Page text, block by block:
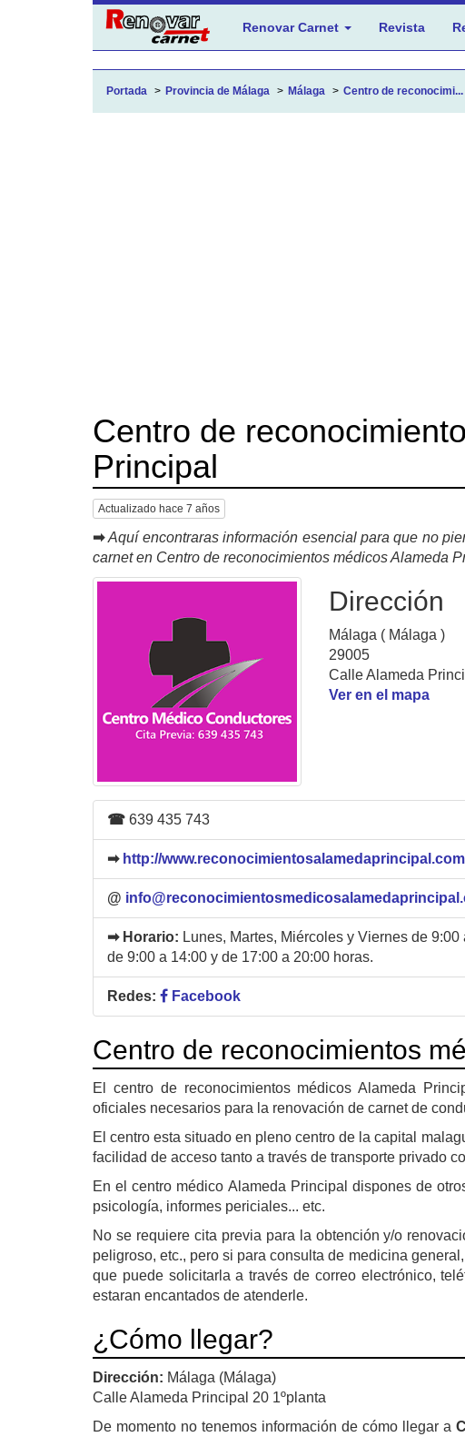
Renovar Carnet Revista
Portada Provincia de Málaga Málaga Centro de reconocimi...
Centro de
Principal
Actualizado hace 7 años
➡ Aquí encontraras información esencial para que no
carnet en Centro de reconocimientos médicos Alameda
Dirección
Málaga ( Málaga )
29005
Calle Alameda
Ver en el mapa
☎ 639 435 743
➡ http://
@
➡ Horario: Lunes, Martes, Miércoles y Viernes de
de 9:00 a 14:00 y de 17:00 a 20:00 horas.
Redes: Facebook
Centro de reconocimientos
El centro de reconocimientos médicosAlameda
oficiales necesarios para la renovación de carnet de
El centro esta situado en pleno centro de la capital
facilidad de acceso tanto a través de transporte privado
En el centro médico Alameda Principal dispones de
psicología, informes periciales... etc.
No se requiere cita previa para la obtención y/o
peligroso, etc., pero si para consulta de medicina
que puede solicitarla a través de correo electrónico,
estaran encantados de atenderle.
¿Cómo llegar?
Dirección: Málaga (Málaga)
Calle Alameda Principal 20 1ºplanta
De momento no tenemos información de cómo llegar a